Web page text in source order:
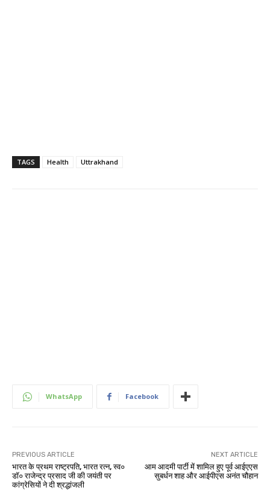
TAGS Health Uttrakhand
WhatsApp Facebook
PREVIOUS ARTICLE
भारत के प्रथम राष्ट्रपति, भारत रत्न, स्व०
डॉ० राजेन्द्र प्रसाद जी की जयंती पर
कांग्रेसियों ने दी श्रद्धांजली
NEXT ARTICLE
आम आदमी पार्टी में शामिल हुए पूर्व आईएएस
सुबर्धन शाह और आईपीएस अनंत चौहान